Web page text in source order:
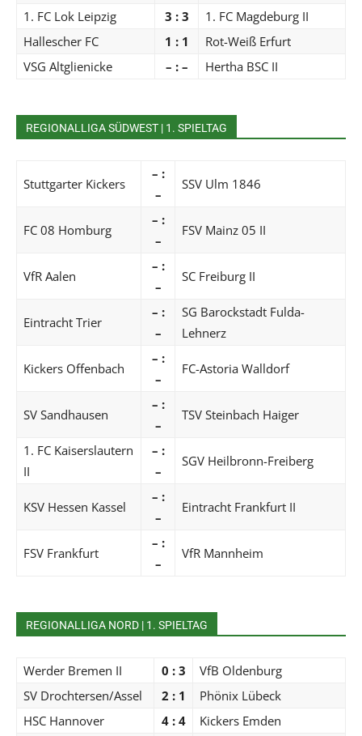
1. FC Lok Leipzig
3 : 3
1. FC Magdeburg II
Hallescher FC
1 : 1
Rot-Weiß Erfurt
VSG Altglienicke
– : – Hertha BSC II
REGIONALLIGA SÜDWEST | 1. SPIELTAG
Stuttgarter Kickers
– :
–
SSV Ulm 1846
FC 08 Homburg
– :
–
FSV Mainz 05 II
VfR Aalen
– :
–
SC Freiburg II
Eintracht Trier
– :
–
SG Barockstadt Fulda-
Lehnerz
Kickers Offenbach
– :
–
FC-Astoria Walldorf
SV Sandhausen
– :
–
TSV Steinbach Haiger
1. FC Kaiserslautern
II
– :
–
SGV Heilbronn-Freiberg
KSV Hessen Kassel
– :
–
Eintracht Frankfurt II
FSV Frankfurt
– :
–
VfR Mannheim
REGIONALLIGA NORD | 1. SPIELTAG
Werder Bremen II 0 : 3
VfB Oldenburg
SV Drochtersen/Assel
2 : 1
Phönix Lübeck
HSC Hannover
4 : 4
Kickers Emden